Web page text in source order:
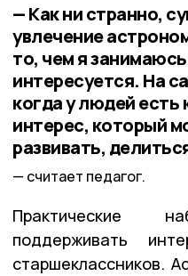
— Как ни странно,
увлечение
то, чем я
интересуется. На
когда у людей
интерес, который
развивать,
считает педагог.
Практические
поддерживать
старшеклассников.